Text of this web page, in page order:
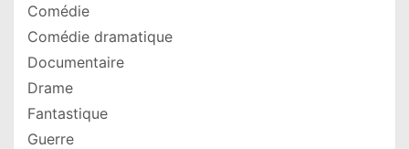
Comédie
Comédie dramatique
Documentaire
Drame
Fantastique
Guerre